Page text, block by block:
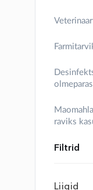
Desinfektsioonivahendid, biotsiidid ja
Maomahla haaomahla happesusega seotud häirete
raviks
Filtrid
Liigid